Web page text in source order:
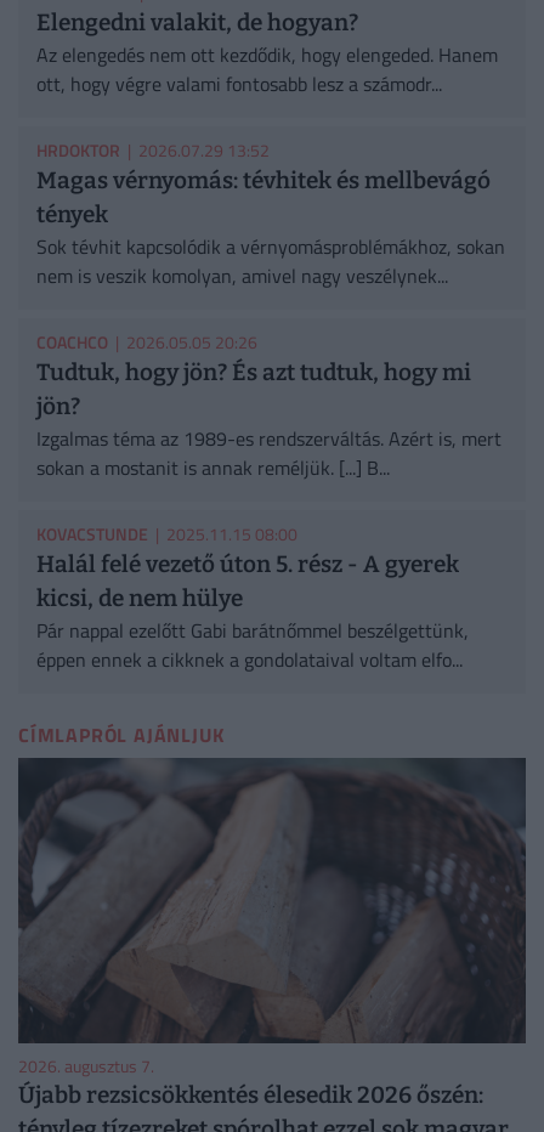
Elengedni valakit, de hogyan?
Az elengedés nem ott kezdődik, hogy elengeded. Hanem
ott, hogy végre valami fontosabb lesz a számodr...
HRDOKTOR | 2026.07.29 13:52
Magas vérnyomás: tévhitek és mellbevágó
tények
Sok tévhit kapcsolódik a vérnyomásproblémákhoz, sokan
nem is veszik komolyan, amivel nagy veszélynek...
COACHCO | 2026.05.05 20:26
Tudtuk, hogy jön? És azt tudtuk, hogy mi
jön?
Izgalmas téma az 1989-es rendszerváltás. Azért is, mert
sokan a mostanit is annak reméljük. [...] B...
KOVACSTUNDE | 2025.11.15 08:00
Halál felé vezető úton 5. rész - A gyerek
kicsi, de nem hülye
Pár nappal ezelőtt Gabi barátnőmmel beszélgettünk,
éppen ennek a cikknek a gondolataival voltam elfo...
CÍMLAPRÓL AJÁNLJUK
2026. augusztus 7.
Újabb rezsicsökkentés élesedik 2026 őszén: